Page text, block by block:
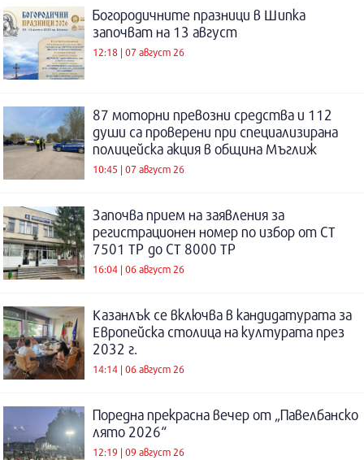
Богородичните празници в Шипка
започват на 13 август
12:18 | 07 август 26
87 моторни превозни средства и 112
души са проверени при специализирана
полицейска акция в община Мъглиж
10:45 | 07 август 26
Започва прием на заявления за
регистрационен номер по избор от СТ
7501 ТР до СТ 8000 ТР
16:04 | 06 август 26
Казанлък се включва в кандидатурата за
Европейска столица на културата през
2032 г.
14:14 | 06 август 26
Поредна прекрасна вечер от „Павелбанско
лято 2026“
12:19 | 09 август 26